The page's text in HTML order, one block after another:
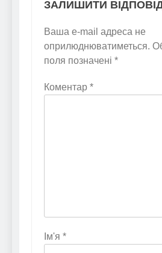
ЗАЛИШИТИ
Ваша e-mail адреса не
оприлюднюватиметься.
поля позначені *
Коментар *
Ім'я *